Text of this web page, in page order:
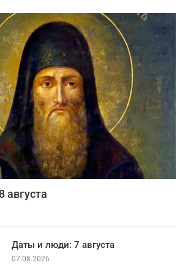
августа
Даты и люди: 7 августа
07.08.2026